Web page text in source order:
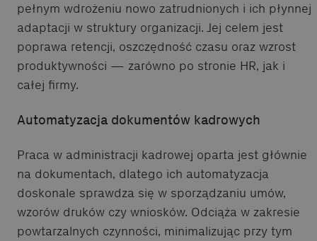
pełnym wdrożeniu nowo zatrudnionych i ich płynnej
adaptacji w struktury organizacji. Jej celem jest
poprawa retencji, oszczędność czasu oraz wzrost
produktywności — zarówno po stronie HR, jak i
całej firmy.
Automatyzacja dokumentów kadrowych
Praca w administracji kadrowej oparta jest głównie
na dokumentach, dlatego ich automatyzacja
doskonale sprawdza się w sporządzaniu umów,
wzorów druków czy wniosków. Odciąża w zakresie
powtarzalnych czynności, minimalizując przy tym